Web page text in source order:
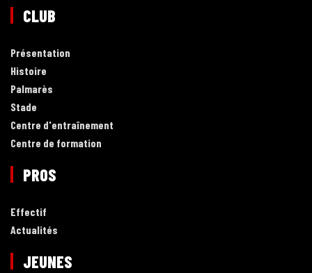
CLUB
Présentation
Histoire
Palmarès
Stade
Centre d'entraînement
Centre de formation
PROS
Effectif
Actualités
JEUNES